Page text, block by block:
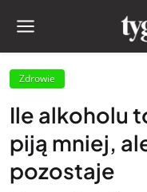
Zdrowie
Ile alkoholu
piją mniej,
pozostaje